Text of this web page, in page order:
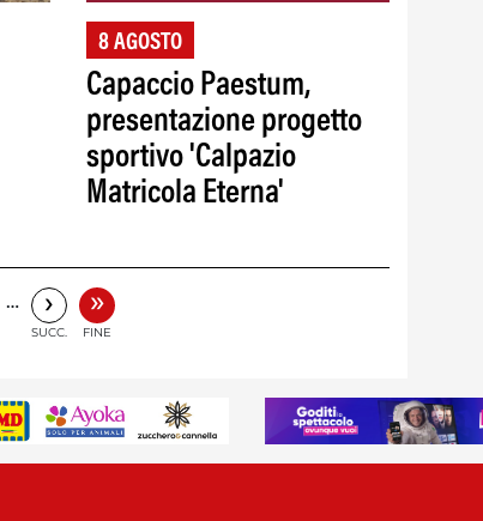
8 AGOSTO
Capaccio Paestum,
presentazione progetto
sportivo 'Calpazio
Matricola Eterna'
… ›
SUCC.
»
FINE